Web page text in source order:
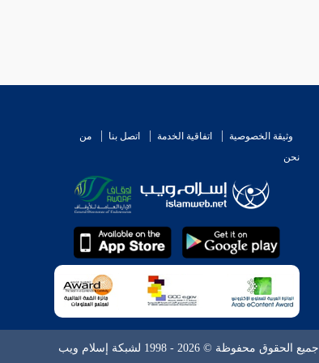
وثيقة الخصوصية اتفاقية الخدمة اتصل بنا
من
نحن
جميع الحقوق محفوظة © 2026 - 1998 لشبكة إسلام ويب